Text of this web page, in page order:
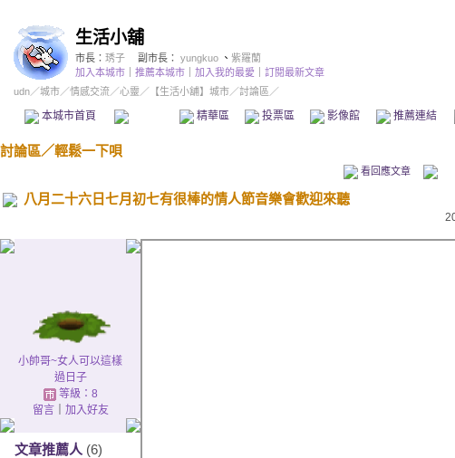
生活小舖
市長： 琇子 副市長： yungkuo 、 紫羅蘭
加入本城市
推薦本城市 加入我的最愛
訂閱最新文章
udn／城市／情感交流／心靈 ／ 【生活小舖】城市／討論區／
本城市首頁 精華區 投票區 影像館 推薦連結
討論區／輕鬆一下唄
看回應文章
八月二十六日七月初七有很棒的情人節音樂會歡迎來聽
小帥哥~女人可以這樣
過日子
等級：8
留言｜ 加入好友
文章推薦人 (6)